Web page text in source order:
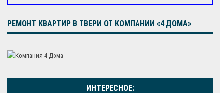
РЕМОНТ КВАРТИР В ТВЕРИ ОТ КОМПАНИИ «4 ДОМА»
ИНТЕРЕСНОЕ: